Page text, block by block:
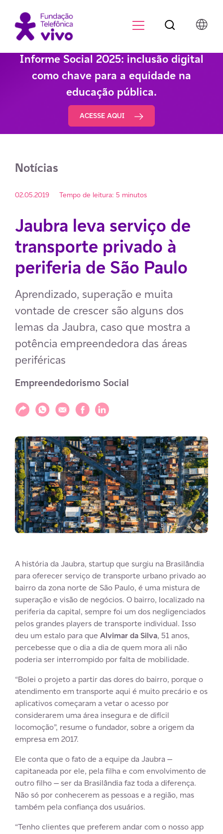
Informe Social 2025: inclusão digital
como chave para a equidade na
educação pública.
ACESSE AQUI
Notícias
02.05.2019 Tempo de leitura: 5 minutos
Jaubra leva serviço de
transporte privado à
periferia de São Paulo
Aprendizado, superação e muita
vontade de crescer são alguns dos
lemas da Jaubra, caso que mostra a
potência empreendedora das áreas
periféricas
Empreendedorismo Social
Compartilhar
Compartilhar via WhatsApp
Compartilhar via E-mail
Compartilhar via Facebook
Compartilhar via LinkedIn
A história da Jaubra, startup que surgiu na Brasilândia
para oferecer serviço de transporte urbano privado ao
bairro da zona norte de São Paulo, é uma mistura de
superação e visão de negócios. O bairro, localizado na
periferia da capital, sempre foi um dos negligenciados
pelos grandes players de transporte individual. Isso
deu um estalo para que Alvimar da Silva, 51 anos,
percebesse que o dia a dia de quem mora ali não
poderia ser interrompido por falta de mobilidade.
“Bolei o projeto a partir das dores do bairro, porque o
atendimento em transporte aqui é muito precário e os
aplicativos começaram a vetar o acesso por
considerarem uma área insegura e de difícil
locomoção”, resume o fundador, sobre a origem da
empresa em 2017.
Ele conta que o fato de a equipe da Jaubra —
capitaneada por ele, pela filha e com envolvimento de
outro filho — ser da Brasilândia faz toda a diferença.
Não só por conhecerem as pessoas e a região, mas
também pela confiança dos usuários.
“Tenho clientes que preferem andar com o nosso app
Botão de